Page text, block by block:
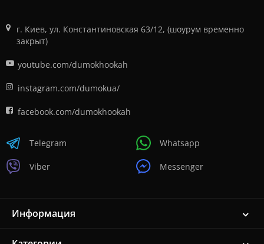
г. Киев, ул. Константиновская 63/12, (шоурум временно
закрыт)
youtube.com/dumokhookah
instagram.com/dumokua/
facebook.com/dumokhookah
Telegram
Viber
Whatsapp
Messenger
Информация